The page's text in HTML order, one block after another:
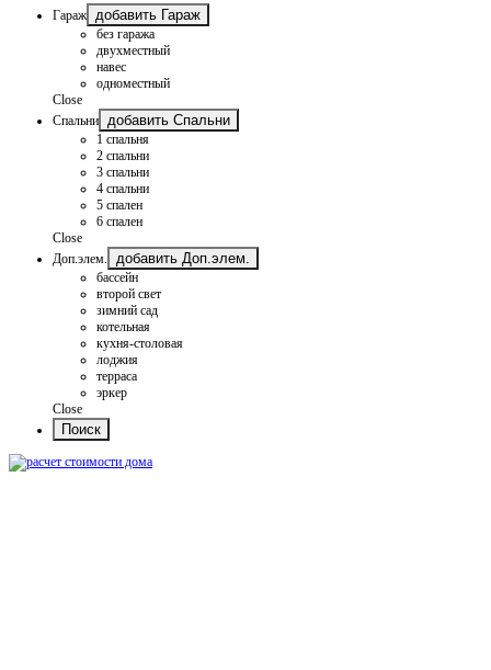
Гараж
добавить Гараж
без гаража
двухместный
навес
одноместный
Close
Спальни
добавить Спальни
1 спальня
2 спальни
3 спальни
4 спальни
5 спален
6 спален
Close
Доп.элем.
добавить Доп.элем.
бассейн
второй свет
зимний сад
котельная
кухня-столовая
лоджия
терраса
эркер
Close